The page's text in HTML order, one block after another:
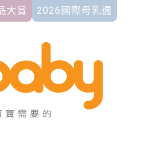
大賞 2026國際母乳週